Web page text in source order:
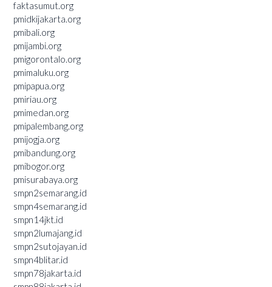
faktasumut.org
pmidkijakarta.org
pmibali.org
pmijambi.org
pmigorontalo.org
pmimaluku.org
pmipapua.org
pmiriau.org
pmimedan.org
pmipalembang.org
pmijogja.org
pmibandung.org
pmibogor.org
pmisurabaya.org
smpn2semarang.id
smpn4semarang.id
smpn14jkt.id
smpn2lumajang.id
smpn2sutojayan.id
smpn4blitar.id
smpn78jakarta.id